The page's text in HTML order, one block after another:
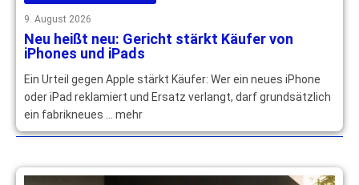
9. August 2026
Neu heißt neu: Gericht stärkt Käufer von
iPhones und iPads
Ein Urteil gegen Apple stärkt Käufer: Wer ein neues iPhone
oder iPad reklamiert und Ersatz verlangt, darf grundsätzlich
ein fabrikneues … mehr